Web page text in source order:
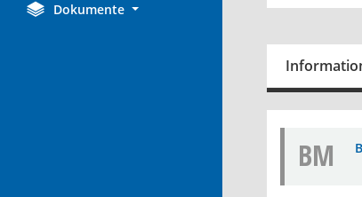
Dokumente
BM